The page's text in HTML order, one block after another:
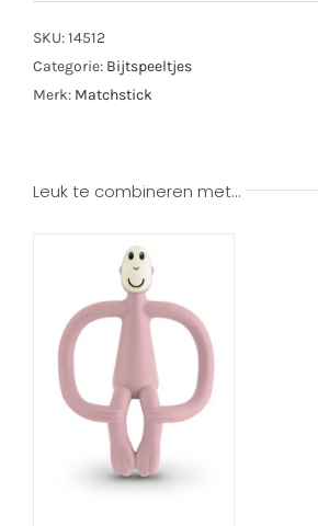
SKU:14512
Categorie: Bijtspeeltjes
Merk: Matchstick
Leuk te combineren met…